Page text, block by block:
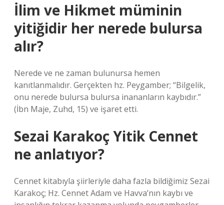
İlim ve Hikmet müminin
yitiğidir her nerede bulursa
alır?
Nerede ve ne zaman bulunursa hemen
kanıtlanmalıdır. Gerçekten hz. Peygamber; “Bilgelik,
onu nerede bulursa bulursa inananların kaybıdır.”
(İbn Maje, Zuhd, 15) ve işaret etti.
Sezai Karakoç Yitik Cennet
ne anlatıyor?
Cennet kitabıyla şiirleriyle daha fazla bildiğimiz Sezai
Karakoç; Hz. Cennet Adam ve Havva’nın kaybı ve